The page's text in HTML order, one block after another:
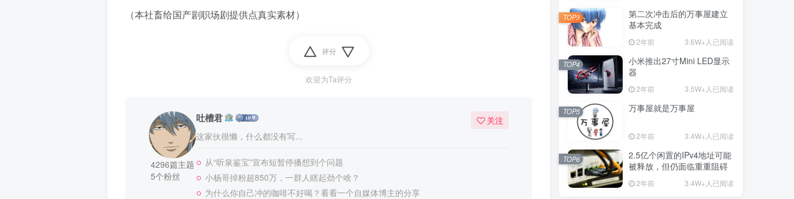
（本社畜给国产剧职场剧提供点真实素材）
评分
欢迎为Ta评分
4296篇主题
5个粉丝
吐槽君
这家伙很懒，什么都没有写...
关注
从“听泉鉴宝”宣布短暂停播想到个问题
小杨哥掉粉超850万，一群人瞎起劲个啥？
为什么你自己冲的咖啡不好喝？看看一个自媒体博主的分享
第二次冲击后的万事屋建立
基本完成
2年前 3.6W+人已阅读
TOP3
小米推出27寸Mini LED显示
器
2年前 3.5W+人已阅读
TOP4
万事屋就是万事屋
2年前 3.4W+人已阅读
TOP5
2.5亿个闲置的IPv4地址可能
被释放，但仍面临重重阻碍
2年前 3.4W+人已阅读
TOP6